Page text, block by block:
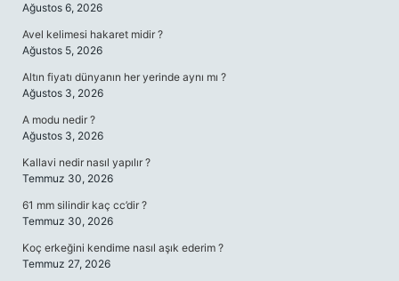
Ağustos 6, 2026
Avel kelimesi hakaret midir ?
Ağustos 5, 2026
Altın fiyatı dünyanın her yerinde aynı mı ?
Ağustos 3, 2026
A modu nedir ?
Ağustos 3, 2026
Kallavi nedir nasıl yapılır ?
Temmuz 30, 2026
61 mm silindir kaç cc’dir ?
Temmuz 30, 2026
Koç erkeğini kendime nasıl aşık ederim ?
Temmuz 27, 2026